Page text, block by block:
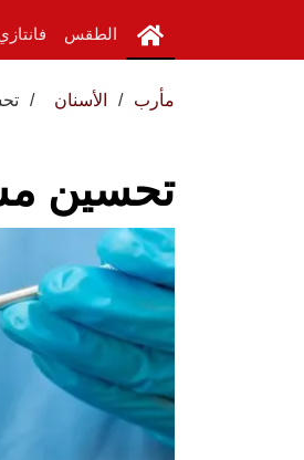
الطقس
مأرب الأسنان
تحسين